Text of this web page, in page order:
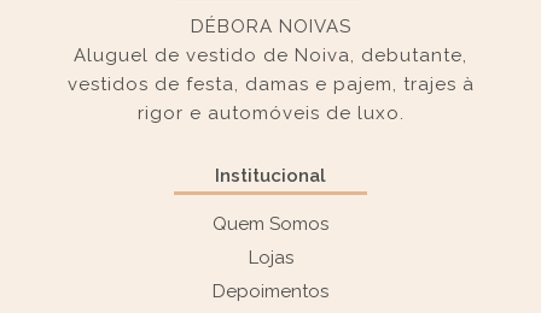
DÉBORA NOIVAS
Aluguel de vestido de Noiva, debutante,
vestidos de festa, damas e pajem, trajes à
rigor e automóveis de luxo.
Institucional
Quem Somos
Lojas
Depoimentos